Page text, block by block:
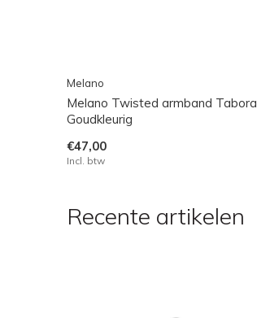
Melano
Melano Twisted armband Tabora
Goudkleurig
€47,00
Incl. btw
Recente artikelen